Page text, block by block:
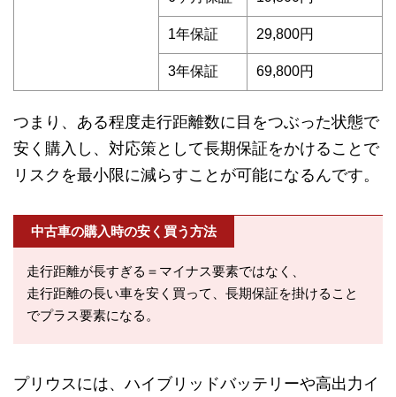
1年保証 29,800円
3年保証 69,800円
つまり、ある程度走行距離数に目をつぶった状態で
安く購入し、対応策として長期保証をかけることで
リスクを最小限に減らすことが可能になるんです。
中古車の購入時の安く買う方法
走行距離が長すぎる＝マイナス要素ではなく、
走行距離の長い車を安く買って、長期保証を掛けること
でプラス要素になる。
プリウスには、ハイブリッドバッテリーや高出力イ